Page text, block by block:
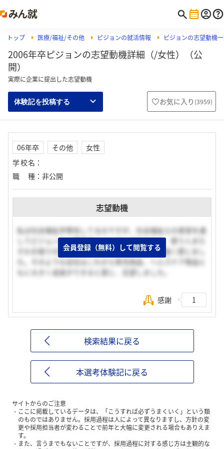
トップ 医療/福祉/その他 ピジョンの就活情報 ピジョンの志望動機
2006年卒ピジョンの志望動機詳細（/女性）（公
開）
実際に企業に提出した志望動機
体験記を投稿する お気に入り (3959)
06年卒 その他
女性
学校名 ：
職種 ： 非公開
志望動機
私は社会福祉学専攻してるのですが、社会福祉士の実習を通
してピジョンの介護用品はユーザー本位であり、使う人また
それを取り付ける人のことも考えてる会社だと強く感じまし
た。そのような会社はこれから育児用品、ヘルスケア商品と
もに大きく成長ができると感じ、志望しました。
会員登録（無料）して閲覧する
感謝 1
検索結果に戻る
本選考体験記に戻る
サイトからのご注意
ここに掲載しているデータは、「こうすれば必ずうまくいく」という類
のものではありません。採用過程は人によって異なりますし、方針の変
更や採用担当者が変わることで前年と大幅に変更される場合もありえま
す。
また、言うまでもないことですが、採用過程に対する感じ方は主観的な